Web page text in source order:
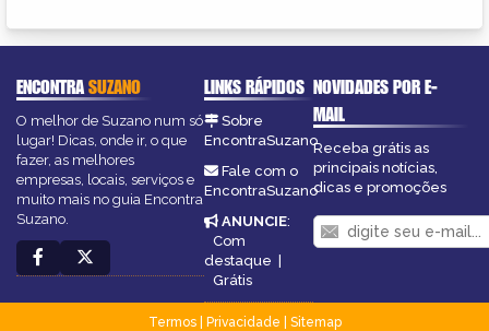
ENCONTRASUZANO
O melhor de Suzano num só
lugar! Dicas, onde ir, o que
fazer, as melhores
empresas, locais, serviços e
muito mais no guia Encontra
Suzano.
LINKS RÁPIDOS
Sobre
EncontraSuzano
Fale com o
EncontraSuzano
ANUNCIE:
Com
destaque |
Grátis
NOVIDADES POR E-
MAIL
Receba grátis as
principais notícias,
dicas e promoções
Termos| Privacidade
Sitemap